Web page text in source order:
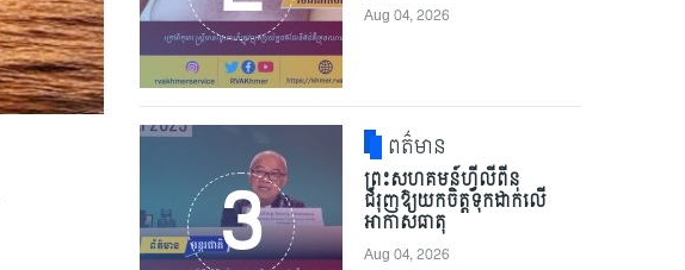
Aug 04, 2026
ពត៌មាន
ព្រះសហគមន៍ហ្វីលីពីន
ជំរុញឱ្យយកចិត្តទុកដាក់លើ
អាកាសធាតុ
Aug 04, 2026